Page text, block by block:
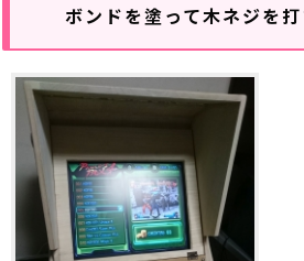
ボンドを塗って木ネジを打